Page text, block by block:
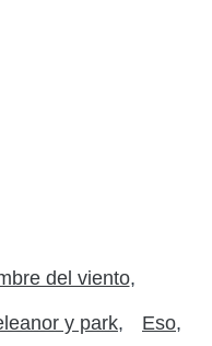
del viento
y park Eso